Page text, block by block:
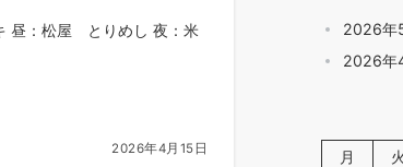
昼：松屋 とりめし 夜：米
2026年4月15日
2026年
2026年
月 火